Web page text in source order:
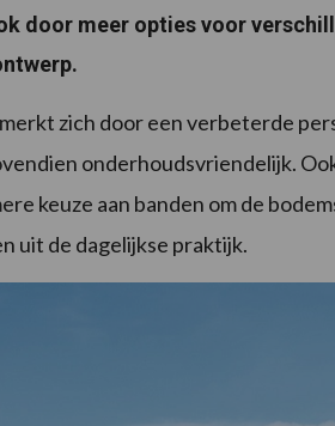
door meer opties voor
zich door een verbeterde
onderhoudsvriendelijk.
keuze aan banden om de
uit de dagelijkse praktijk.